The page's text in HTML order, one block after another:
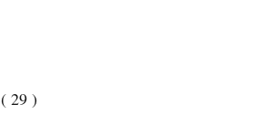
( 29 )